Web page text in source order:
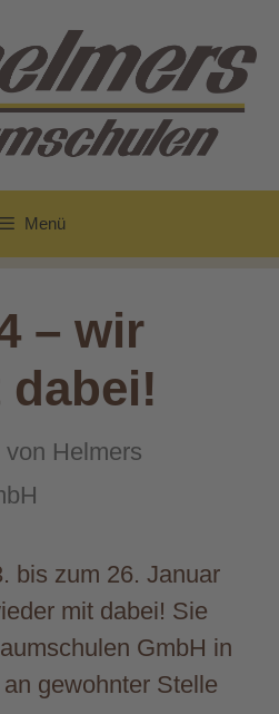
Menü
– wir
von Helmers
bis zum 26. Januar
mit dabei! Sie
GmbH in
gewohnter Stelle